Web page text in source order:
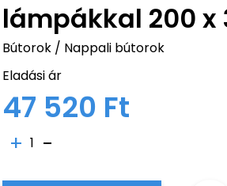
lámpákkal 200 x
Bútorok/ Nappali bútorok
Eladási ár
47 520 Ft
1